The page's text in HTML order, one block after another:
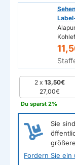
2 x 13,50€
27,00€
Du sparst 2%
Sie
Fordern Sie